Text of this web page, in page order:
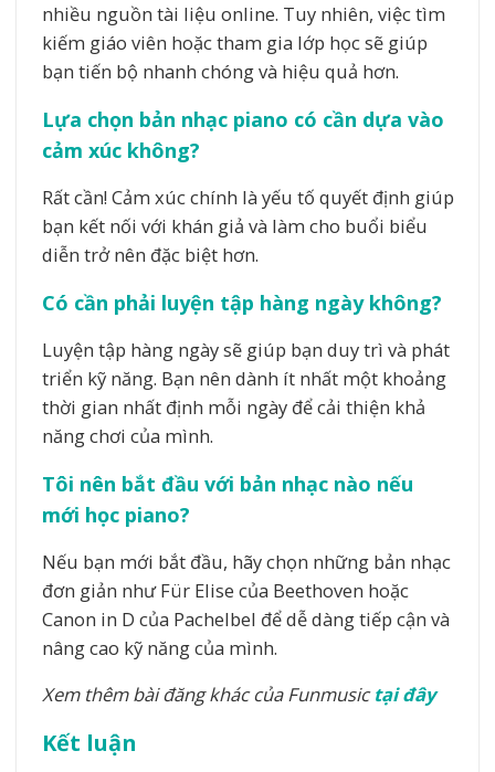
nhiều nguồn tài liệu online. Tuy nhiên, việc tìm
kiếm giáo viên hoặc tham gia lớp học sẽ giúp
bạn tiến bộ nhanh chóng và hiệu quả hơn.
Lựa chọn bản nhạc piano có cần dựa vào
cảm xúc không?
Rất cần! Cảm xúc chính là yếu tố quyết định giúp
bạn kết nối với khán giả và làm cho buổi biểu
diễn trở nên đặc biệt hơn.
Có cần phải luyện tập hàng ngày không?
Luyện tập hàng ngày sẽ giúp bạn duy trì và phát
triển kỹ năng. Bạn nên dành ít nhất một khoảng
thời gian nhất định mỗi ngày để cải thiện khả
năng chơi của mình.
Tôi nên bắt đầu với bản nhạc nào nếu
mới học piano?
Nếu bạn mới bắt đầu, hãy chọn những bản nhạc
đơn giản như Für Elise của Beethoven hoặc
Canon in D của Pachelbel để dễ dàng tiếp cận và
nâng cao kỹ năng của mình.
Xem thêm bài đăng khác của Funmusictại đây
Kết luận